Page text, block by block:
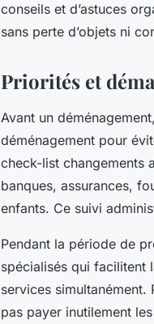
conseils et d’astuces
sans perte d’objets ni
Priorités et
Avant un
déménagement pour
check-list changements
banques, assurances,
enfants. Ce suivi
Pendant la période de
spécialisés qui facilitent
services simultanément.
pas payer inutilement